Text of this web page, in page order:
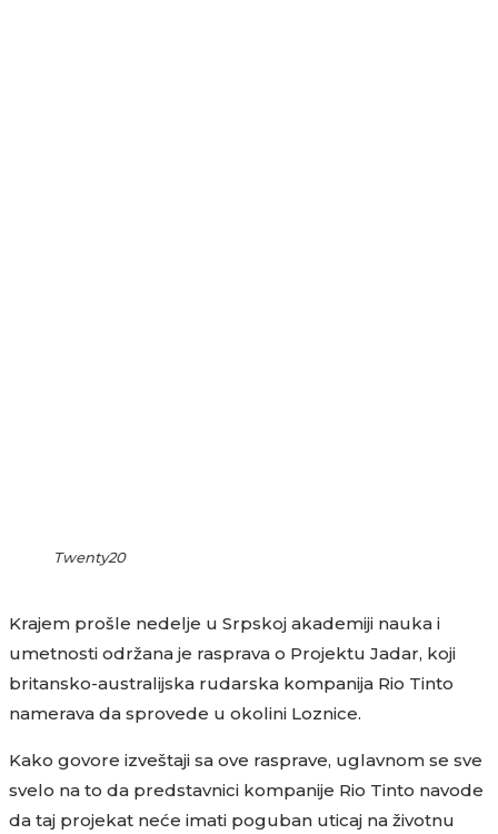
Twenty20
Krajem prošle nedelje u Srpskoj akademiji nauka i
umetnosti održana je rasprava o Projektu Jadar, koji
britansko-australijska rudarska kompanija Rio Tinto
namerava da sprovede u okolini Loznice.
Kako govore izveštaji sa ove rasprave, uglavnom se sve
svelo na to da predstavnici kompanije Rio Tinto navode
da taj projekat neće imati poguban uticaj na životnu